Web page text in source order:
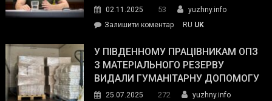
02.11.2025 53
yuzhny.info
Залишити коментарon
завойовує
симпатії
виборців
RU UK
У ПІВДЕННОМУ ПРАЦІВНИКАМ ОПЗ
З МАТЕРІАЛЬНОГО РЕЗЕРВУ
ВИДАЛИ ГУМАНІТАРНУ ДОПОМОГУ
25.07.2025 272
yuzhny.info